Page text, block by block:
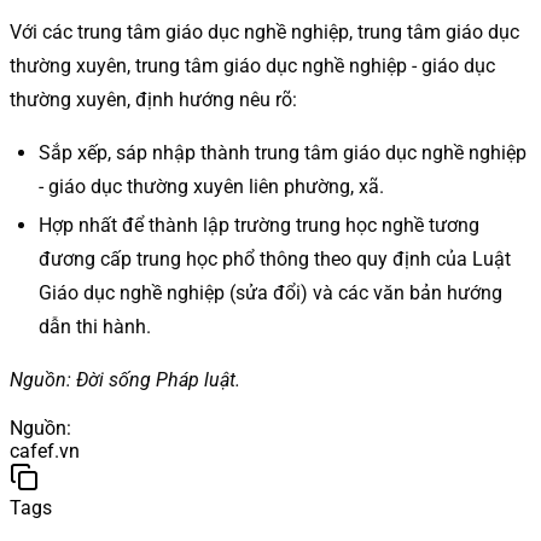
Với các trung tâm giáo dục nghề nghiệp, trung tâm giáo dục
thường xuyên, trung tâm giáo dục nghề nghiệp - giáo dục
thường xuyên, định hướng nêu rõ:
Sắp xếp, sáp nhập thành trung tâm giáo dục nghề nghiệp
- giáo dục thường xuyên liên phường, xã.
Hợp nhất để thành lập trường trung học nghề tương
đương cấp trung học phổ thông theo quy định của Luật
Giáo dục nghề nghiệp (sửa đổi) và các văn bản hướng
dẫn thi hành.
Nguồn: Đời sống Pháp luật.
Nguồn:
cafef.vn
Tags